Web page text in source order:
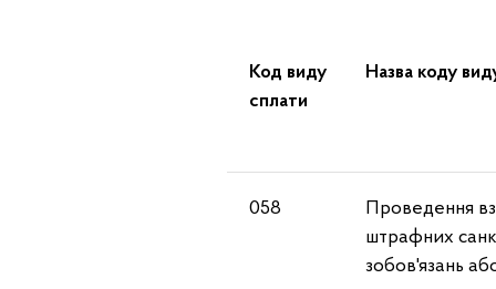
Код виду
сплати
Назва коду
058
Проведення
штрафних
зобов'язань